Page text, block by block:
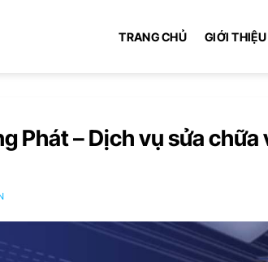
TRANG CHỦ GIỚI THIỆU
Phát – Dịch vụ sửa chữa